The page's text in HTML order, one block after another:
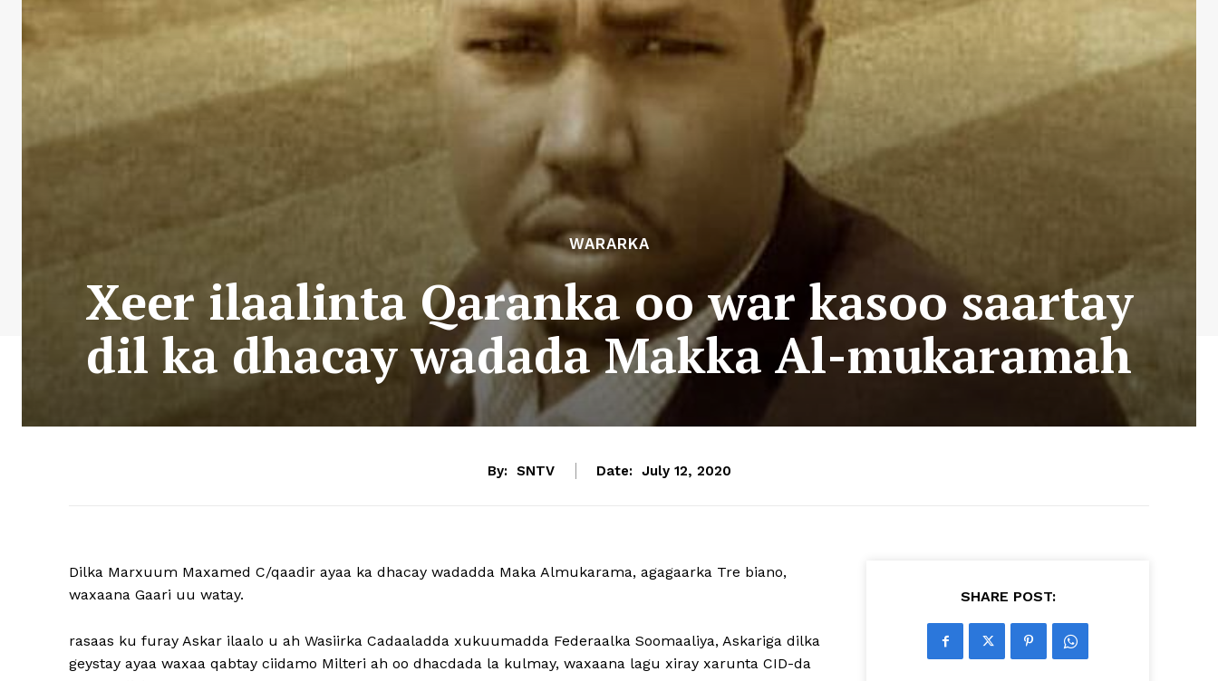
WARARKA
Xeer ilaalinta Qaranka oo war kasoo saartay
dil ka dhacay wadada Makka Al-mukaramah
By: SNTV Date: July 12, 2020
Dilka Marxuum Maxamed C/qaadir ayaa ka dhacay wadadda Maka Almukarama, agagaarka Tre biano,
waxaana Gaari uu watay.
rasaas ku furay Askar ilaalo u ah Wasiirka Cadaaladda xukuumadda Federaalka Soomaaliya, Askariga dilka
geystay ayaa waxaa qabtay ciidamo Milteri ah oo dhacdada la kulmay, waxaana lagu xiray xarunta CID-da
SHARE POST: